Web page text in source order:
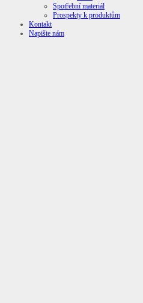
Spotřební materiál
Prospekty k produktům
Kontakt
Napište nám